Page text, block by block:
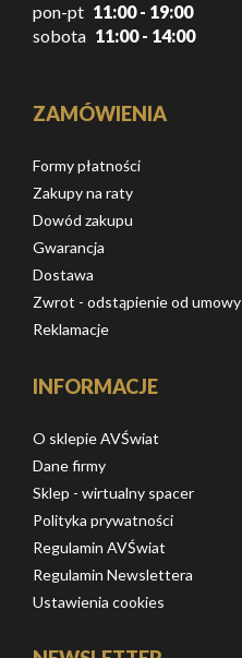
pon-pt 11:00 - 19:00
sobota 11:00 - 14:00
ZAMÓWIENIA
Formy płatności
Zakupy na raty
Dowód zakupu
Gwarancja
Dostawa
Zwrot - odstąpienie od umowy
Reklamacje
INFORMACJE
O sklepie AVŚwiat
Dane firmy
Sklep - wirtualny spacer
Polityka prywatności
Regulamin AVŚwiat
Regulamin Newslettera
Ustawienia cookies